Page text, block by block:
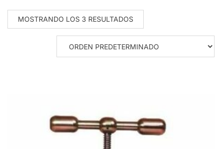
MOSTRANDO LOS 3 RESULTADOS